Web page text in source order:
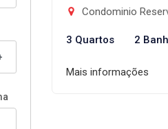
Condominio
3 Quartos 2
Mais informações